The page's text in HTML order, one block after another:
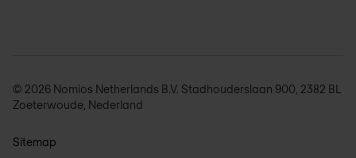
© 2026 Nomios Netherlands B.V. Stadhouderslaan 900, 2382 BL
Zoeterwoude, Nederland
Sitemap